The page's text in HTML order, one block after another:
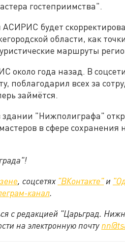
гостеприимства".
будет
области, как
маршруты
около года назад. В
поблагодарил всех за
займётся.
"Нижполиграфа"
в сфере сохранения
, соцсетях "ВКонтакте"и
канал.
с редакцией "Царьград.
на электронную почту